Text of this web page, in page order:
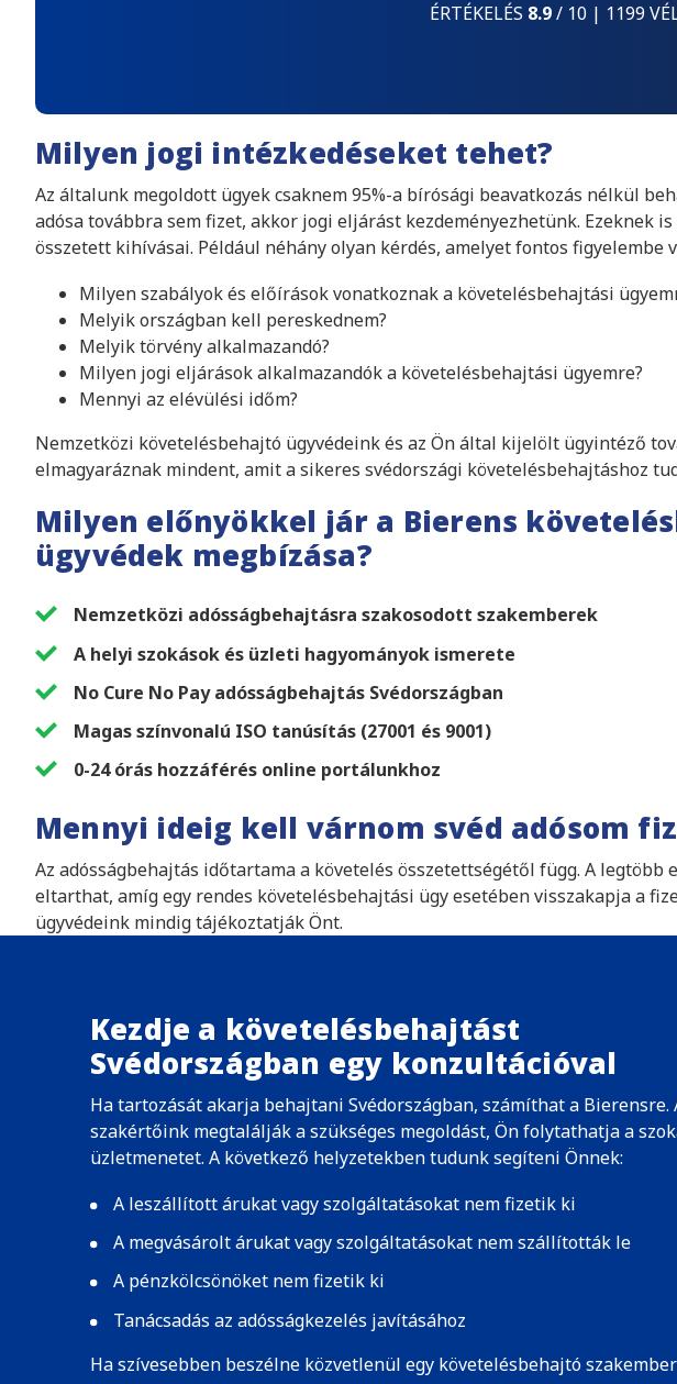
ÉRTÉKELÉS 8.9/ 10 | 1199
Milyen jogi intézkedéseket tehet?
Az általunk megoldott ügyek csaknem 95%-a bírósági beavatkozás nélkül
adósa továbbra sem fizet, akkor jogi eljárást kezdeményezhetünk. Ezeknek
összetett kihívásai. Például néhány olyan kérdés, amelyet fontos figyelembe
Milyen szabályok és előírások vonatkoznak a követelésbehajtási
Melyik országban kell pereskednem?
Melyik törvény alkalmazandó?
Milyen jogi eljárások alkalmazandók a követelésbehajtási ügyemre?
Mennyi az elévülési időm?
Nemzetközi követelésbehajtó ügyvédeink és az Ön által kijelölt ügyintéző
elmagyaráznak mindent, amit a sikeres svédországi követelésbehajtáshoz
Milyen előnyökkel jár a Bierens
ügyvédek megbízása?
Nemzetközi adósságbehajtásra szakosodott szakemberek
A helyi szokások és üzleti hagyományok ismerete
No Cure No Pay adósságbehajtás Svédországban
Magas színvonalú ISO tanúsítás (27001 és 9001)
0-24 órás hozzáférés online portálunkhoz
Mennyi ideig kell várnom svéd adósom
Az adósságbehajtás időtartama a követelés összetettségétől függ. A legtöbb
eltarthat, amíg egy rendes követelésbehajtási ügy esetében visszakapja a
ügyvédeink mindig tájékoztatják Önt.
Kezdje a követelésbehajtást
Svédországban egy konzultációval
Ha tartozását akarja behajtani Svédországban, számíthat a Bierensre.
szakértőink megtalálják a szükséges megoldást, Ön folytathatja a
üzletmenetet. A következő helyzetekben tudunk segíteni Önnek:
A leszállított árukat vagy szolgáltatásokat nem fizetik ki
A megvásárolt árukat vagy szolgáltatásokat nem szállították le
A pénzkölcsönöket nem fizetik ki
Tanácsadás az adósságkezelés javításához
Ha szívesebben beszélne közvetlenül egy követelésbehajtó